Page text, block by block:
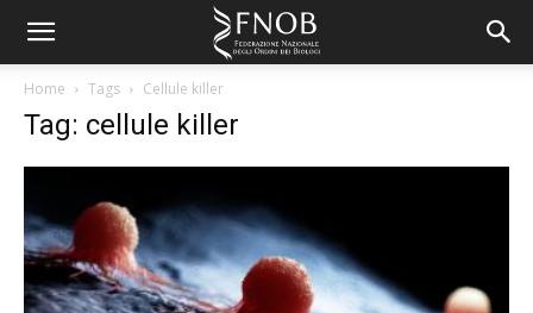
Home Tags Cellule killer
Tag: cellule killer